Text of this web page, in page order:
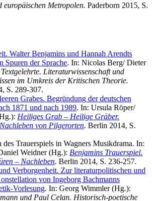
europäischen Metropolen. Paderborn 2015, S.
Walter Benjamins und Hannah Arendts
Spuren der Sprache. In: Nicolas Berg/ Dieter
Textgelehrte. Literaturwissenschaft und
im Umkreis der Kritischen Theorie.
S. 289-307.
Grabes. Begründung der deutschen
1871 und nach 1989. In: Ursula Röper/
Heiliges Grab – Heilige Gräber.
von Pilgerorten. Berlin 2014, S.
des Trauerspiels in Wagners Musikdrama. In:
Weidner (Hg.): Benjamins Trauerspiel.
– Nachleben. Berlin 2014, S. 236-257.
Verborgenheit. Zur literaturpolitischen und
von Ingeborg Bachmanns
Vorlesung. In: Georg Wimmler (Hg.):
und Paul Celan. Historisch-poetische